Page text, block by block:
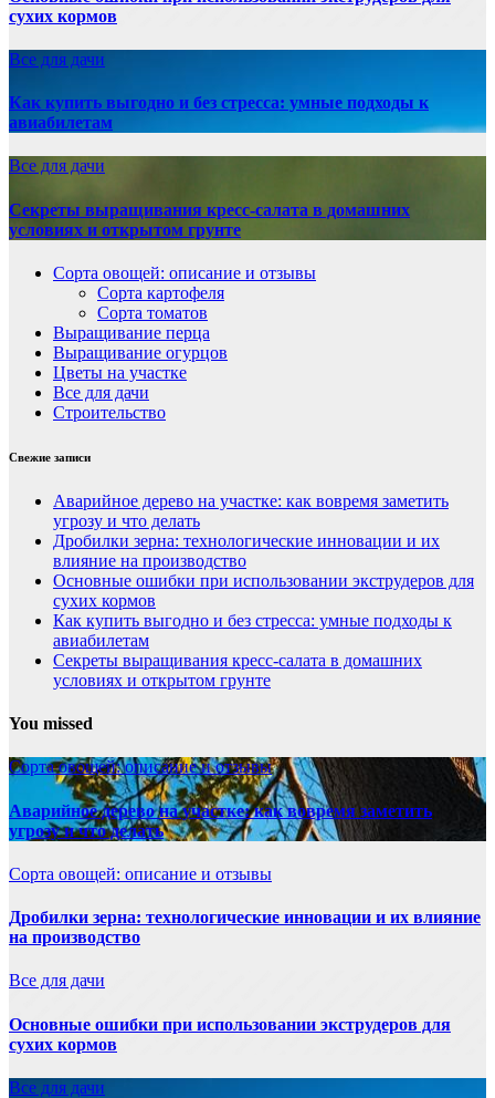
сухих кормов
Все для дачи
Как купить выгодно и без стресса: умные подходы к
авиабилетам
Все для дачи
Секреты выращивания кресс-салата в домашних
условиях и открытом грунте
Сорта овощей: описание и отзывы
Сорта картофеля
Сорта томатов
Выращивание перца
Выращивание огурцов
Цветы на участке
Все для дачи
Строительство
Свежие записи
Аварийное дерево на участке: как вовремя заметить
угрозу и что делать
Дробилки зерна: технологические инновации и их
влияние на производство
Основные ошибки при использовании экструдеров для
сухих кормов
Как купить выгодно и без стресса: умные подходы к
авиабилетам
Секреты выращивания кресс-салата в домашних
условиях и открытом грунте
You missed
Сорта овощей: описание и отзывы
Аварийное дерево на участке: как вовремя заметить
угрозу и что делать
Сорта овощей: описание и отзывы
Дробилки зерна: технологические инновации и их влияние
на производство
Все для дачи
Основные ошибки при использовании экструдеров для
сухих кормов
Все для дачи